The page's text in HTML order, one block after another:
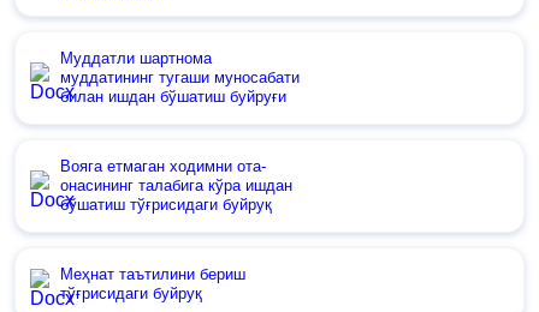
Муддатли шартнома
муддатининг тугаши муносабати
билан ишдан бўшатиш буйруғи
Вояга етмаган ходимни ота-
онасининг талабига кўра ишдан
бўшатиш тўғрисидаги буйруқ
Меҳнат таътилини бериш
тўғрисидаги буйруқ